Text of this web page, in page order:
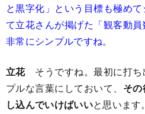
と黒字化」という目標も極め
て立花さんが掲げた「観客動
非常にシンプルですね。
立花そうですね。最初に打ち
プルな言葉にしておいて、 そ
し込んでいけばいいと思います。